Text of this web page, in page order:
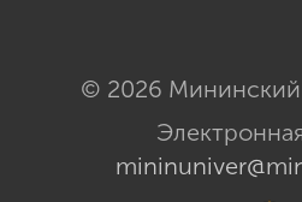
© 2026 Мининский